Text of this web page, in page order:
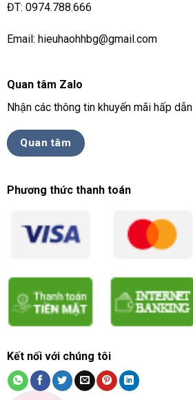
ĐT: 0974.788.666
Email: hieuhaohhbg@gmail.com
Quan tâm Zalo
Nhận các thông tin khuyến mãi hấp dẫn
Quan tâm
Phương thức thanh toán
Kết nối với chúng tôi